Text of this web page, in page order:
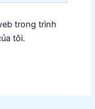
trong trình
tôi.